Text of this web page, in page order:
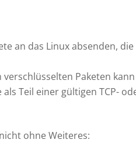
an das Linux absenden,
Paketen
Teil einer gültigen TCP-
ohne Weiteres: